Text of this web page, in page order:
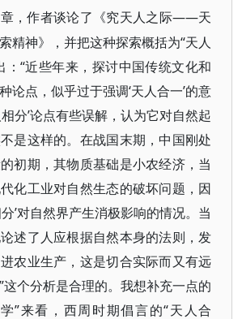
，作者谈论了《究天人之际——天
精神》，并把这种探索概括为“天人
：“近些年来，探讨中国传统文化和
论点，似乎过于强调‘天人合一’的意
分’论点有些误解，认为它对自然起
是这样的。在战国末期，中国刚处
初期，其物质基础是小农经济，当
化工业对自然生态的破坏问题，因
’对自然界产生消极影响的情况。当
述了人应根据自然本身的法则，发
农业生产，这是切合实际而又有远
这个分析是合理的。我想补充一点的
”来看，西周时期倡言的“天人合